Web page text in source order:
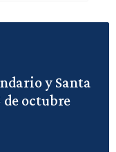
y Santa
de octubre